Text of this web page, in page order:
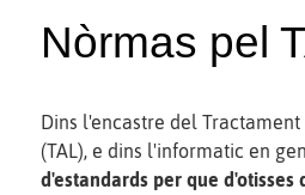
Nòrmas pel
Dins l'encastre del
(TAL), e dins l'informatic en
d'estandards per que d'otisses